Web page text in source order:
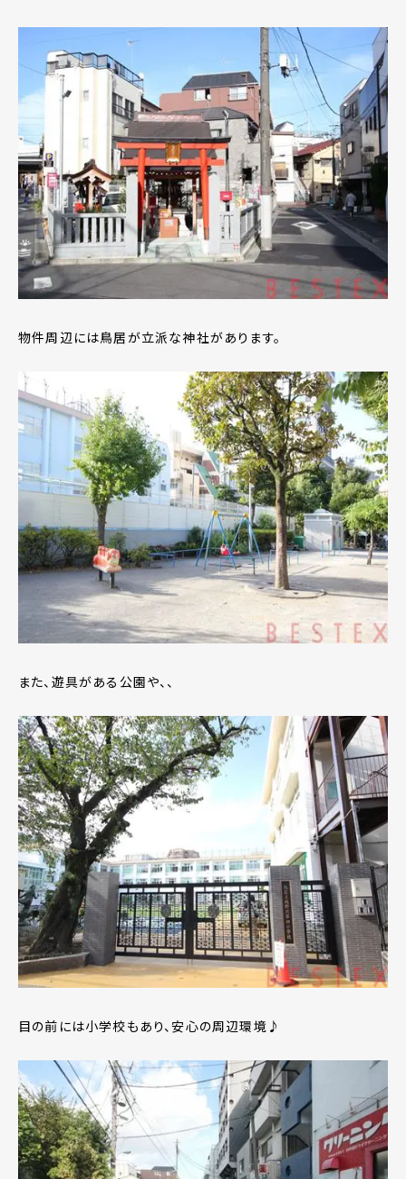
物件周辺には鳥居が立派な神社があります。
また、遊具がある公園や、、
目の前には小学校もあり、安心の周辺環境♪